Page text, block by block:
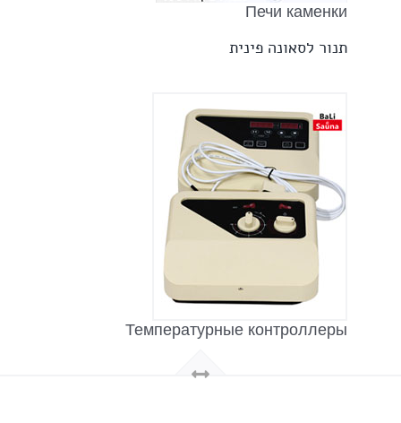
Печи каменки
תנור לסאונה פינית
Температурные контроллеры